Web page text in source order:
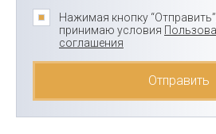
Нажимая кнопку
принимаю условия
соглашения